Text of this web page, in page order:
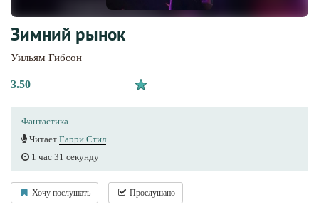
Зимний рынок
Уильям Гибсон
3.50
Фантастика
Читает Гарри Стил
1 час 31 секунду
Хочу послушать Прослушано